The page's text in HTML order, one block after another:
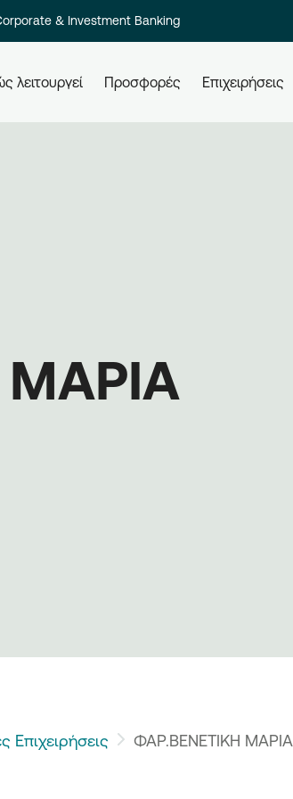
& Investment Banking
λειτουργεί Προσφορές Επιχειρήσεις
Επιχειρήσεις ΦΑΡ.ΒΕΝΕΤΙΚΗ ΜΑΡΙΑ